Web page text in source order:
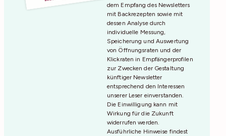
dem Empfang des Newsletters
mit Backrezepten sowie mit
dessen Analyse durch
individuelle Messung,
Speicherung und Auswertung
von Öffnungsraten und der
Klickraten in Empfängerprofilen
zur Zwecken der Gestaltung
künftiger Newsletter
entsprechend den Interessen
unserer Leser einverstanden.
Die Einwilligung kann mit
Wirkung für die Zukunft
widerrufen werden.
Ausführliche Hinweise findest